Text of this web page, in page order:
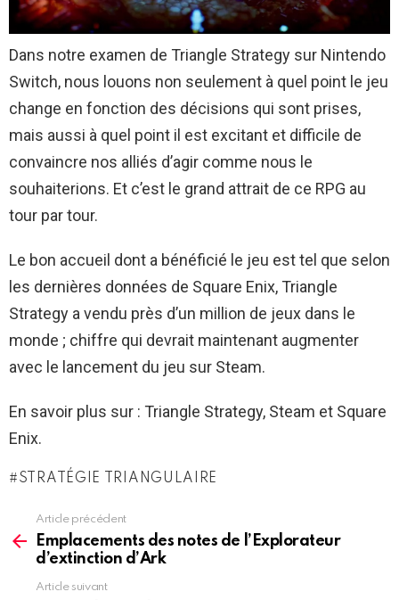
Dans notre examen de Triangle Strategy sur Nintendo
Switch, nous louons non seulement à quel point le jeu
change en fonction des décisions qui sont prises,
mais aussi à quel point il est excitant et difficile de
convaincre nos alliés d’agir comme nous le
souhaiterions. Et c’est le grand attrait de ce RPG au
tour par tour.
Le bon accueil dont a bénéficié le jeu est tel que selon
les dernières données de Square Enix, Triangle
Strategy a vendu près d’un million de jeux dans le
monde ; chiffre qui devrait maintenant augmenter
avec le lancement du jeu sur Steam.
En savoir plus sur : Triangle Strategy, Steam et Square
Enix.
STRATÉGIE TRIANGULAIRE
more
Article précédent
Emplacements des notes de l’Explorateur
d’extinction d’Ark
Article suivant